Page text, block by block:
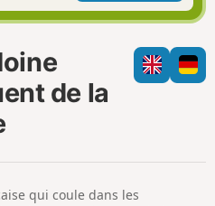
t
i
o
n
r
l
e
h
u
r
d
e
m
de la
qui coule dans les